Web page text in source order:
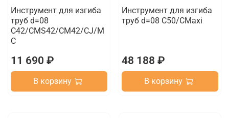
Инструмент для изгиба
труб d=08
C42/CMS42/CM42/CJ/M
C
11 690 ₽
В корзину
Инструмент для изгиба
труб d=08 C50/CMaxi
48 188 ₽
В корзину